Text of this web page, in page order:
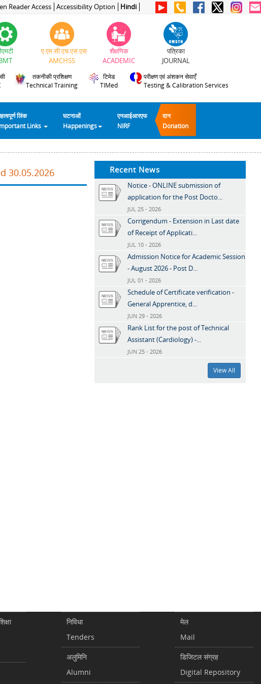
Reader Access Accessibility Option Hindi
ए.एम.सी.एच.एस.एस
AMCHSS
शैक्षणिक
ACADEMIC
पत्रिका
JOURNAL
तकनीकी प्रशिक्षण
Technical Training
टिमेड
TIMed
परीक्षण एवं अंशकन सेवाएँ
Testing & Calibration Services
लिंक
Links
घटनाओं
Happenings
एनआईआरएफ
NIRF
दान
Donation
30.05.2026 Recent News
Notice - ONLINE submission of
application for the Post Docto...
JUL 25 - 2026
Corrigendum - Extension in Last date
of Receipt of Applicati...
JUL 10 - 2026
Admission Notice for Academic Session
- August 2026 - Post D...
JUL 01 - 2026
Schedule of Certificate verification -
General Apprentice, d...
JUN 29 - 2026
Rank List for the post of Technical
Assistant (Cardiology) -...
JUN 25 - 2026
View All
निविधा
Tenders
अलुमिनि
Alumni
मेल
Mail
डिजिटल संग्रह
Digital Repository